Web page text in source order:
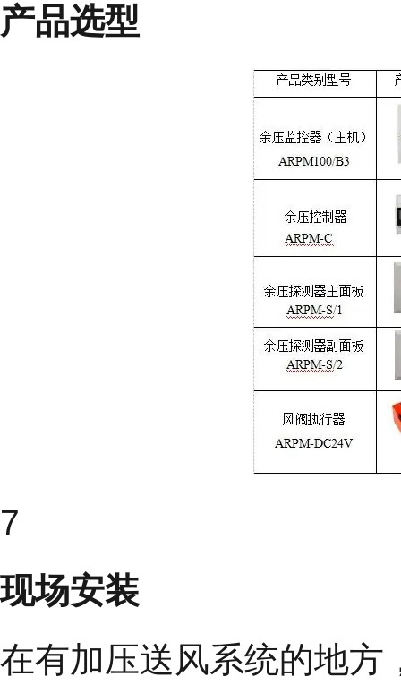
产品选型
7
现场安装
在有加压送风系统的地方